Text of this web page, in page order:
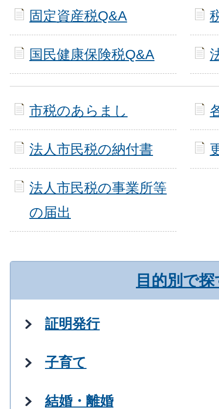
固定資産税Q&A
国民健康保険税Q&A
市税のあらまし
法人市民税の納付書
法人市民税の事業所等
の届出
目的別で探
証明発行
子育て
結婚・離婚